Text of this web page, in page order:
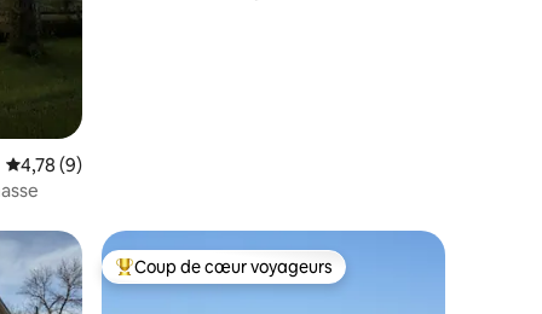
Note moyenne de 4,78 sur 5, 9 commentaires
4,78 (9)
plus aimés Coup de cœur voyageurs parmi les plus aimés
Coup de cœur voyageurs